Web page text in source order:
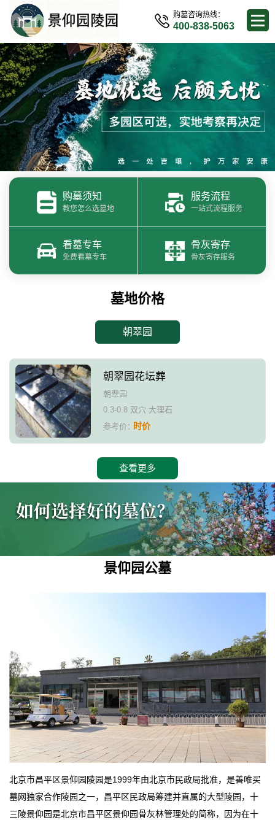
购墓咨询热线：
400-838-5063
购墓须知
教您怎么选墓地
服务流程
一站式流程服务
看墓专车
免费看墓专车
骨灰寄存
骨灰寄存服务
墓地价格
朝翠园
朝翠园花坛葬
朝翠园
0.3-0.8 双穴 大理石
参考价：时价
查看更多
景仰园公墓
北京市昌平区景仰园陵园是1999年由北京市民政局批准，是善唯买
墓网独家合作陵园之一，昌平区民政局筹建并直属的大型陵园，十
三陵景仰园是北京市昌平区景仰园骨灰林管理处的简称，因为在十